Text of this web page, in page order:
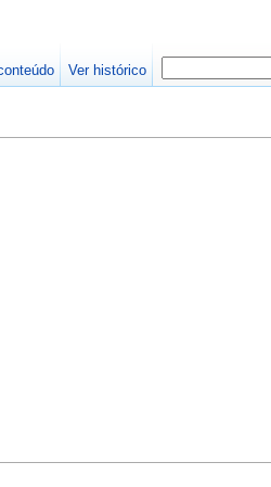
Ver histórico